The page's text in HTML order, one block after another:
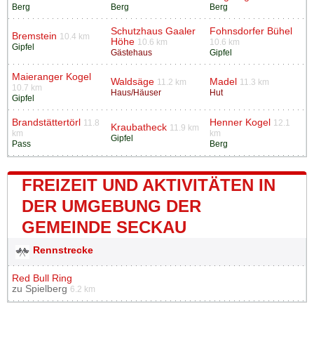
Berg
Berg
Berg
Bremstein 10.4 km
Gipfel
Schutzhaus Gaaler
Höhe 10.6 km
Gästehaus
Fohnsdorfer Bühel
10.6 km
Gipfel
Maieranger Kogel
10.7 km
Gipfel
Waldsäge 11.2 km
Haus/Häuser
Madel
11.3 km
Hut
Brandstättertörl
11.8
km
Pass
Kraubatheck 11.9 km
Gipfel
Henner Kogel
12.1
km
Berg
FREIZEIT UND AKTIVITÄTEN IN
DER UMGEBUNG DER
GEMEINDE SECKAU
Rennstrecke
Red Bull Ring
zu Spielberg 6.2 km